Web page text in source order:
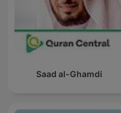
Saad al-Ghamdi